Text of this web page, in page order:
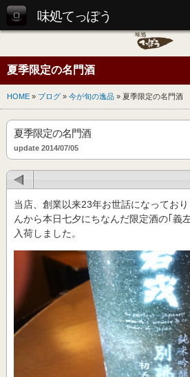
味処てっぽう
夏季限定の名門酒
HOME » ブログ » 今が旬の逸品 » 夏季限定の名門酒
夏季限定の名門酒
update 2014/07/05
当店、創業以来23年お世話になってお
んから本日七夕にちなんだ限定酒の｢義
入荷しました。